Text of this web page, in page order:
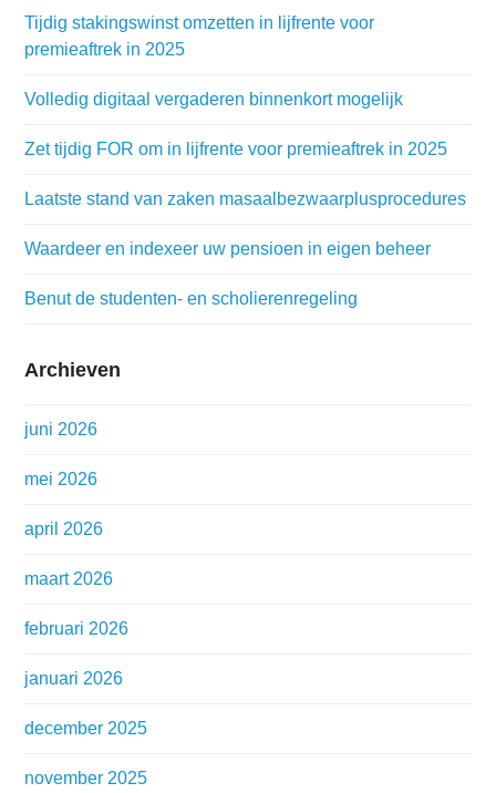
Tijdig stakingswinst omzetten in lijfrente voor
premieaftrek in 2025
Volledig digitaal vergaderen binnenkort mogelijk
Zet tijdig FOR om in lijfrente voor premieaftrek in 2025
Laatste stand van zaken masaalbezwaarplusprocedures
Waardeer en indexeer uw pensioen in eigen beheer
Benut de studenten- en scholierenregeling
Archieven
juni 2026
mei 2026
april 2026
maart 2026
februari 2026
januari 2026
december 2025
november 2025